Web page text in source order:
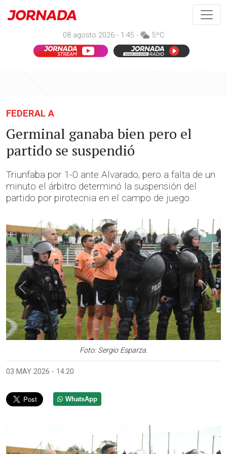
08 agosto 2026 - 1:45 - 5ºC
FEDERAL A
Germinal ganaba bien pero el
partido se suspendió
Triunfaba por 1-0 ante Alvarado, pero a falta de un
minuto el árbitro determinó la suspensión del
partido por pirotecnia en el campo de juego.
Foto: Sergio Esparza.
Anterior
03 MAY 2026 - 14:20
WhatsApp